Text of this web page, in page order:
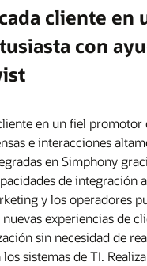
cliente en
con
en un fiel promotor
e interacciones
en Simphony
de integración
y los operadores
experiencias de
sin necesidad de
sistemas de TI.